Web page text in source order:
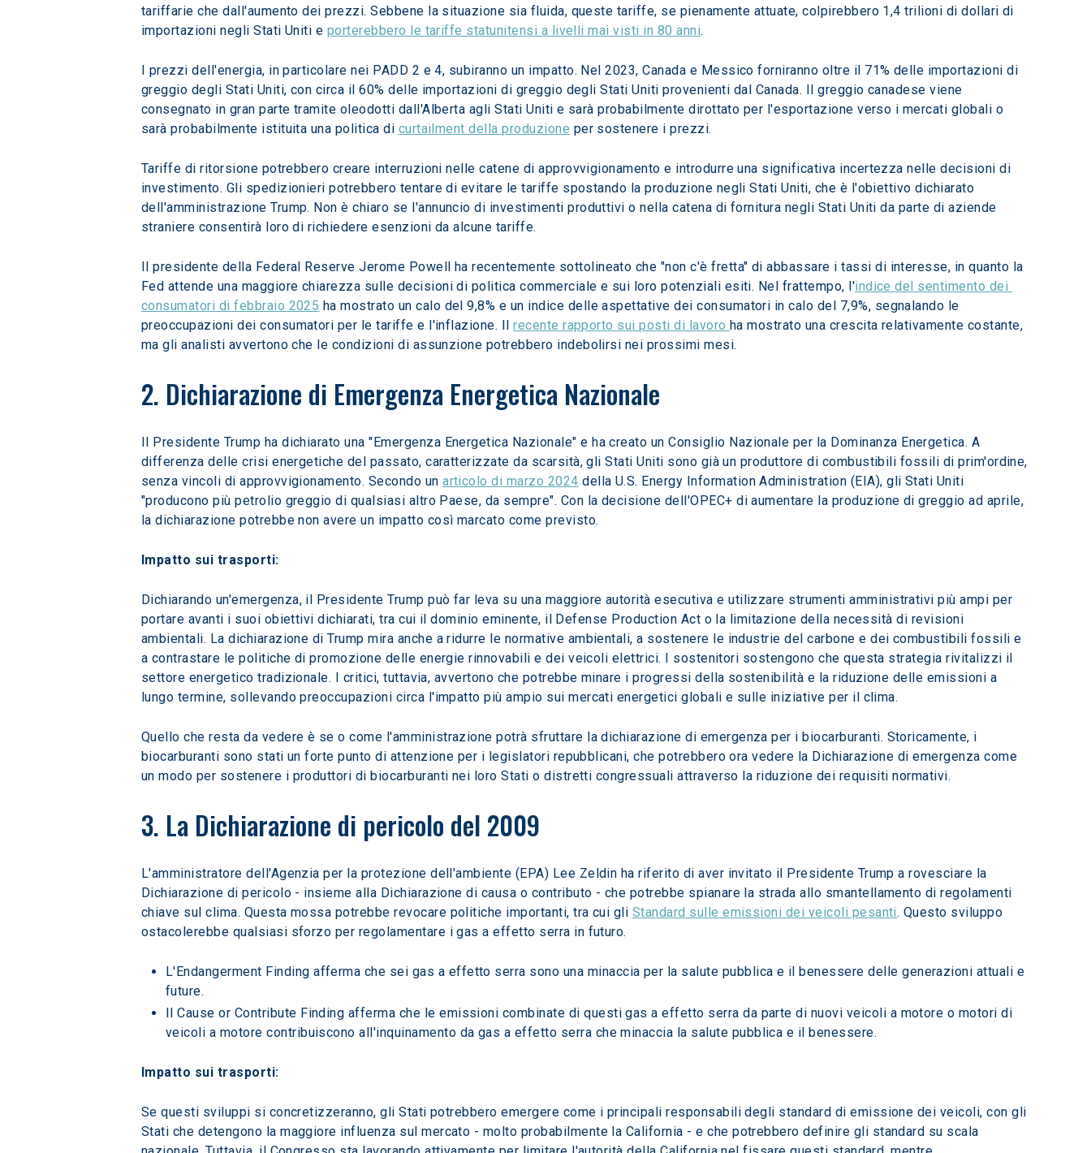
tariffarie che dall'aumento dei prezzi. Sebbene la situazione sia fluida, queste tariffe, se pienamente attuate, colpirebbero 1,4 trilioni di dollari di
importazioni negli Stati Uniti e porterebbero le tariffe statunitensi a livelli mai visti in 80 anni.
I prezzi dell'energia, in particolare nei PADD 2 e 4, subiranno un impatto. Nel 2023, Canada e Messico forniranno oltre il 71% delle importazioni di
greggio degli Stati Uniti, con circa il 60% delle importazioni di greggio degli Stati Uniti provenienti dal Canada. Il greggio canadese viene
consegnato in gran parte tramite oleodotti dall'Alberta agli Stati Uniti e sarà probabilmente dirottato per l'esportazione verso i mercati globali o
sarà probabilmente istituita una politica di curtailment della produzione per sostenere i prezzi.
Tariffe di ritorsione potrebbero creare interruzioni nelle catene di approvvigionamento e introdurre una significativa incertezza nelle decisioni di
investimento. Gli spedizionieri potrebbero tentare di evitare le tariffe spostando la produzione negli Stati Uniti, che è l'obiettivo dichiarato
dell'amministrazione Trump. Non è chiaro se l'annuncio di investimenti produttivi o nella catena di fornitura negli Stati Uniti da parte di aziende
straniere consentirà loro di richiedere esenzioni da alcune tariffe.
Il presidente della Federal Reserve Jerome Powell ha recentemente sottolineato che "non c'è fretta" di abbassare i tassi di interesse, in quanto la
Fed attende una maggiore chiarezza sulle decisioni di politica commerciale e sui loro potenziali esiti. Nel frattempo, l'indice del sentimento dei
consumatori di febbraio 2025 ha mostrato un calo del 9,8% e un indice delle aspettative dei consumatori in calo del 7,9%, segnalando le
preoccupazioni dei consumatori per le tariffe e l'inflazione. Il recente rapporto sui posti di lavoro ha mostrato una crescita relativamente costante,
ma gli analisti avvertono che le condizioni di assunzione potrebbero indebolirsi nei prossimi mesi.
2. Dichiarazione di Emergenza Energetica Nazionale
Il Presidente Trump ha dichiarato una "Emergenza Energetica Nazionale" e ha creato un Consiglio Nazionale per la Dominanza Energetica. A
differenza delle crisi energetiche del passato, caratterizzate da scarsità, gli Stati Uniti sono già un produttore di combustibili fossili di prim'ordine,
senza vincoli di approvvigionamento. Secondo un articolo di marzo 2024 della U.S. Energy Information Administration (EIA), gli Stati Uniti
"producono più petrolio greggio di qualsiasi altro Paese, da sempre". Con la decisione dell'OPEC+ di aumentare la produzione di greggio ad aprile,
la dichiarazione potrebbe non avere un impatto così marcato come previsto.
Impatto sui trasporti:
Dichiarando un'emergenza, il Presidente Trump può far leva su una maggiore autorità esecutiva e utilizzare strumenti amministrativi più ampi per
portare avanti i suoi obiettivi dichiarati, tra cui il dominio eminente, il Defense Production Act o la limitazione della necessità di revisioni
ambientali. La dichiarazione di Trump mira anche a ridurre le normative ambientali, a sostenere le industrie del carbone e dei combustibili fossili e
a contrastare le politiche di promozione delle energie rinnovabili e dei veicoli elettrici. I sostenitori sostengono che questa strategia rivitalizzi il
settore energetico tradizionale. I critici, tuttavia, avvertono che potrebbe minare i progressi della sostenibilità e la riduzione delle emissioni a
lungo termine, sollevando preoccupazioni circa l'impatto più ampio sui mercati energetici globali e sulle iniziative per il clima.
Quello che resta da vedere è se o come l'amministrazione potrà sfruttare la dichiarazione di emergenza per i biocarburanti. Storicamente, i
biocarburanti sono stati un forte punto di attenzione per i legislatori repubblicani, che potrebbero ora vedere la Dichiarazione di emergenza come
un modo per sostenere i produttori di biocarburanti nei loro Stati o distretti congressuali attraverso la riduzione dei requisiti normativi.
3. La Dichiarazione di pericolo del 2009
L'amministratore dell'Agenzia per la protezione dell'ambiente (EPA) Lee Zeldin ha riferito di aver invitato il Presidente Trump a rovesciare la
Dichiarazione di pericolo - insieme alla Dichiarazione di causa o contributo - che potrebbe spianare la strada allo smantellamento di regolamenti
chiave sul clima. Questa mossa potrebbe revocare politiche importanti, tra cui gli Standard sulle emissioni dei veicoli pesanti. Questo sviluppo
ostacolerebbe qualsiasi sforzo per regolamentare i gas a effetto serra in futuro.
L'Endangerment Finding afferma che sei gas a effetto serra sono una minaccia per la salute pubblica e il benessere delle generazioni attuali e
future.
Il Cause or Contribute Finding afferma che le emissioni combinate di questi gas a effetto serra da parte di nuovi veicoli a motore o motori di
veicoli a motore contribuiscono all'inquinamento da gas a effetto serra che minaccia la salute pubblica e il benessere.
Impatto sui trasporti:
Se questi sviluppi si concretizzeranno, gli Stati potrebbero emergere come i principali responsabili degli standard di emissione dei veicoli, con gli
Stati che detengono la maggiore influenza sul mercato - molto probabilmente la California - e che potrebbero definire gli standard su scala